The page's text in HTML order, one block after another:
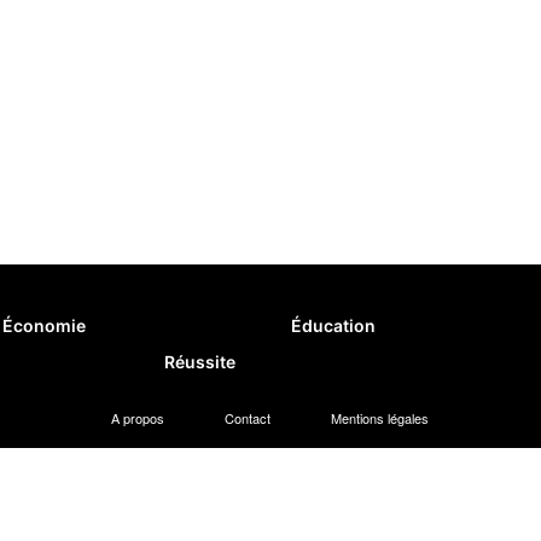
Économie
Éducation
Réussite
A propos Contact Mentions légales